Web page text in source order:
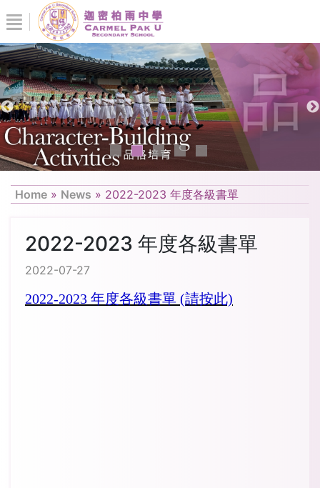
Home » News » 2022-2023 年度各級書單
2022-2023 年度各級書單
2022-07-27
2022-2023 年度各級書單 (請按此)